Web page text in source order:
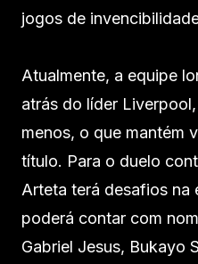
jogos de
Atualmente, a equipe
atrás do líder
menos, o que mantém
título. Para o duelo
Arteta terá desafios na
poderá contar com
Gabriel Jesus, Bukayo